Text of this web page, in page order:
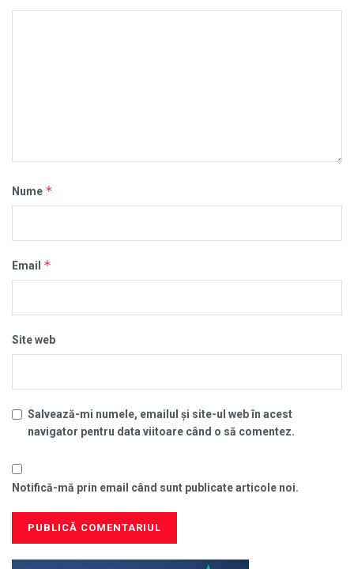
Nume *
Email *
Site web
Salvează-mi numele, emailul și site-ul web în acest
navigator pentru data viitoare când o să comentez.
Notifică-mă prin email când sunt publicate articole noi.